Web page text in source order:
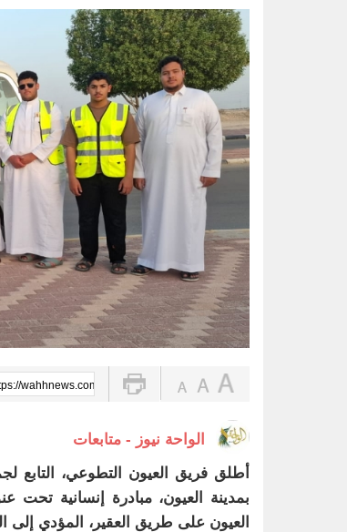
الواحة نيوز صحيفة ترصد نبض الأحساء لحظة بلحظة
3 طرق سهلة لمتابعة طلبك في الضمان الاجتماعي.. وهذه الفئات معفاة
حساب المواطن يوضح:
عبدالله السلطان: نُعلّم
خبيرة تغذية: قشرة
wahhnews.com/?p=103570
الواحة نيوز - متابعات
أطلق فريق العيون التطوعي، التابع
بمدينة العيون، مبادرة إنسانية
العيون على طريق العقير، المؤدي إلى